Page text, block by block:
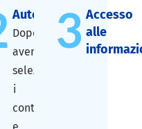
Autorizzazione
Dopo
aver
selezionato
i
conti
3 Accesso
alle